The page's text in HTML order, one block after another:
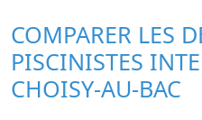
COMPARER LES
PISCINISTES
CHOISY-AU-BAC